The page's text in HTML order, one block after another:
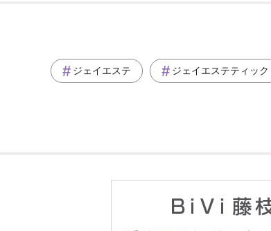
ジェイエステ ジェイエステティック